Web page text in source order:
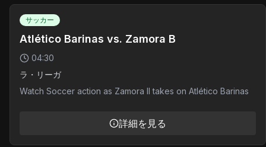
サッカー
Atlético Barinas vs. Zamora B
04:30
ラ・リーガ
Watch Soccer action as Zamora II takes on Atlético Barinas
詳細を見る